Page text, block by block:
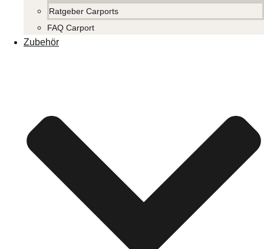
Ratgeber Carports
FAQ Carport
Zubehör